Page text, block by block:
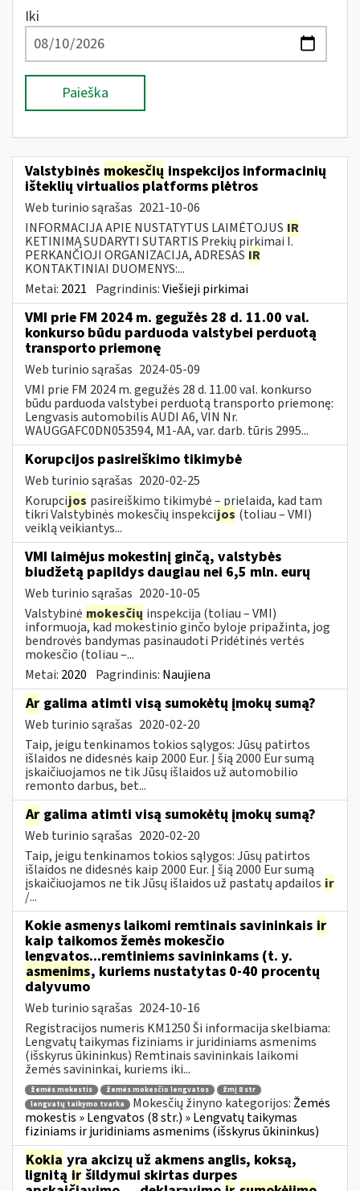
Iki
Paieška
Valstybinės mokesčių inspekcijos informacinių
išteklių virtualios platforms plėtros
Web turinio sąrašas 2021-10-06
INFORMACIJA APIE NUSTATYTUS LAIMĖTOJUS IR
KETINIMĄ SUDARYTI SUTARTIS Prekių pirkimai I.
PERKANČIOJI ORGANIZACIJA, ADRESAS IR
KONTAKTINIAI DUOMENYS:...
Metai: 2021 Pagrindinis:Viešieji pirkimai
VMI prie FM 2024 m. gegužės 28 d. 11.00 val.
konkurso būdu parduoda valstybei perduotą
transporto priemonę
Web turinio sąrašas 2024-05-09
VMI prie FM 2024 m. gegužės 28 d. 11.00 val. konkurso
būdu parduoda valstybei perduotą transporto priemonę:
Lengvasis automobilis AUDI A6, VIN Nr.
WAUGGAFC0DN053594, M1-AA, var. darb. tūris 2995...
Korupcijos pasireiškimo tikimybė
Web turinio sąrašas 2020-02-25
Korupcijos pasireiškimo tikimybė – prielaida, kad tam
tikri Valstybinės mokesčių inspekcijos (toliau – VMI)
veiklą veikiantys...
VMI laimėjus mokestinį ginčą, valstybės
biudžetą papildys daugiau nei 6,5 mln. eurų
Web turinio sąrašas 2020-10-05
Valstybinė mokesčių inspekcija (toliau – VMI)
informuoja, kad mokestinio ginčo byloje pripažinta, jog
bendrovės bandymas pasinaudoti Pridėtinės vertės
mokesčio (toliau –...
Metai: 2020 Pagrindinis: Naujiena
Ar galima atimti visą sumokėtų įmokų sumą?
Web turinio sąrašas 2020-02-20
Taip, jeigu tenkinamos tokios sąlygos: Jūsų patirtos
išlaidos ne didesnės kaip 2000 Eur. Į šią 2000 Eur sumą
įskaičiuojamos ne tik Jūsų išlaidos už automobilio
remonto darbus, bet...
Ar galima atimti visą sumokėtų įmokų sumą?
Web turinio sąrašas 2020-02-20
Taip, jeigu tenkinamos tokios sąlygos: Jūsų patirtos
išlaidos ne didesnės kaip 2000 Eur. Į šią 2000 Eur sumą
įskaičiuojamos ne tik Jūsų išlaidos už pastatų apdailos ir
/...
Kokie asmenys laikomi remtinais savininkais ir
kaip taikomos žemės mokesčio
lengvatos...remtiniems savininkams (t. y.
asmenims, kuriems nustatytas 0-40 procentų
dalyvumo
Web turinio sąrašas 2024-10-16
Registracijos numeris KM1250 Ši informacija skelbiama:
Lengvatų taikymas fiziniams ir juridiniams asmenims
(išskyrus ūkininkus) Remtinais savininkais laikomi
žemės savininkai, kuriems iki...
žemės mokestis žemės mokesčio lengvatos
žmį 8 str
lengvatų taikymo tvarka
Mokesčių žinyno kategorijos: Žemės
mokestis » Lengvatos (8 str.) » Lengvatų taikymas
fiziniams ir juridiniams asmenims (išskyrus ūkininkus)
Kokia yra akcizų už akmens anglis, koksą,
lignitą ir šildymui skirtas durpes